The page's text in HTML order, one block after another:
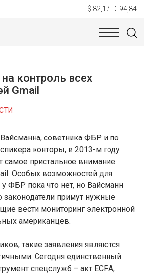
$ 82,17 € 94,84
контроль всех
Gmail
советника ФБР и по
конторы, в 2013-м году
самое пристальное внимание
Особых возможностей для
ФБР пока что нет, но Вайсманн
законодатели примут нужные
вести мониторинг электронной
американцев.
такие заявления являются
Сегодня единственный
спецслужб – акт ECPA,